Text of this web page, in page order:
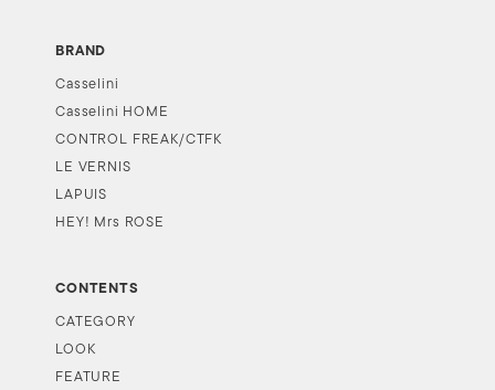
BRAND
Casselini
Casselini HOME
CONTROL FREAK/CTFK
LE VERNIS
LAPUIS
HEY! Mrs ROSE
CONTENTS
CATEGORY
LOOK
FEATURE